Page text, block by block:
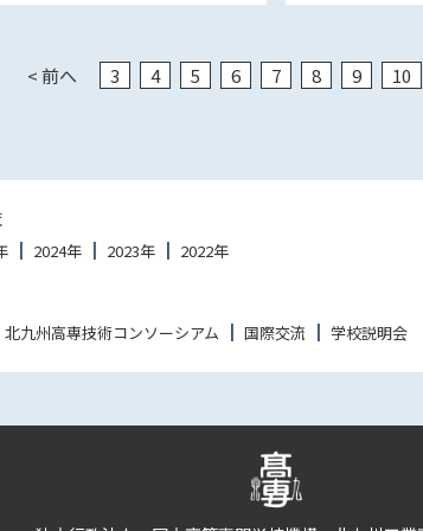
< 前へ 3 4 5 6 7 8 9 10
2024年 2023年 2022年
北九州高専技術コンソーシアム 国際交流 学校説明会